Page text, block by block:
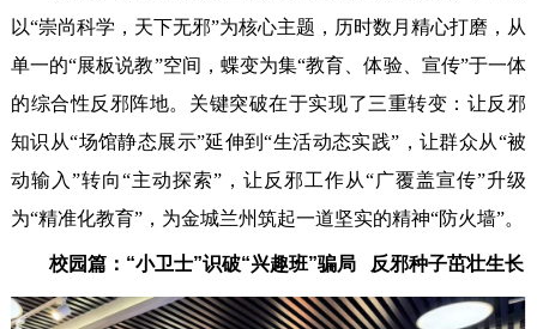
以“崇尚科学，天下无邪”为核心主题，历时数月精心打磨，从
单一的“展板说教”空间，蝶变为集“教育、体验、宣传”于一体
的综合性反邪阵地。关键突破在于实现了三重转变：让反邪
知识从“场馆静态展示”延伸到“生活动态实践”，让群众从“被
动输入”转向“主动探索”，让反邪工作从“广覆盖宣传”升级
为“精准化教育”，为金城兰州筑起一道坚实的精神“防火墙”。
校园篇：“小卫士”识破“兴趣班”骗局 反邪种子茁壮生长